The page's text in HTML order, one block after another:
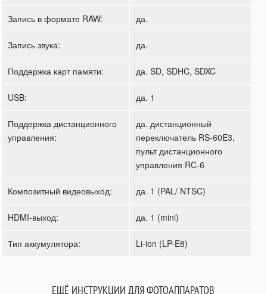
Запись в формате RAW: да.
Запись звука: да.
Поддержка карт памяти: да. SD, SDHC, SDXC
USB: да. 1
Поддержка дистанционного
управления:
да. дистанционный
переключатель RS-60E3,
пульт дистанционного
управления RC-6
Композитный видеовыход: да. 1 (PAL/ NTSC)
HDMI-выход: да. 1 (mini)
Тип аккумулятора: Li-ion (LP-E8)
ЕЩЁ ИНСТРУКЦИИ ДЛЯ ФОТОАППАРАТОВ